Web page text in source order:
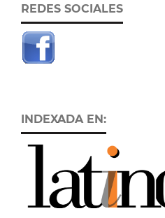
REDES SOCIALES
INDEXADA EN: